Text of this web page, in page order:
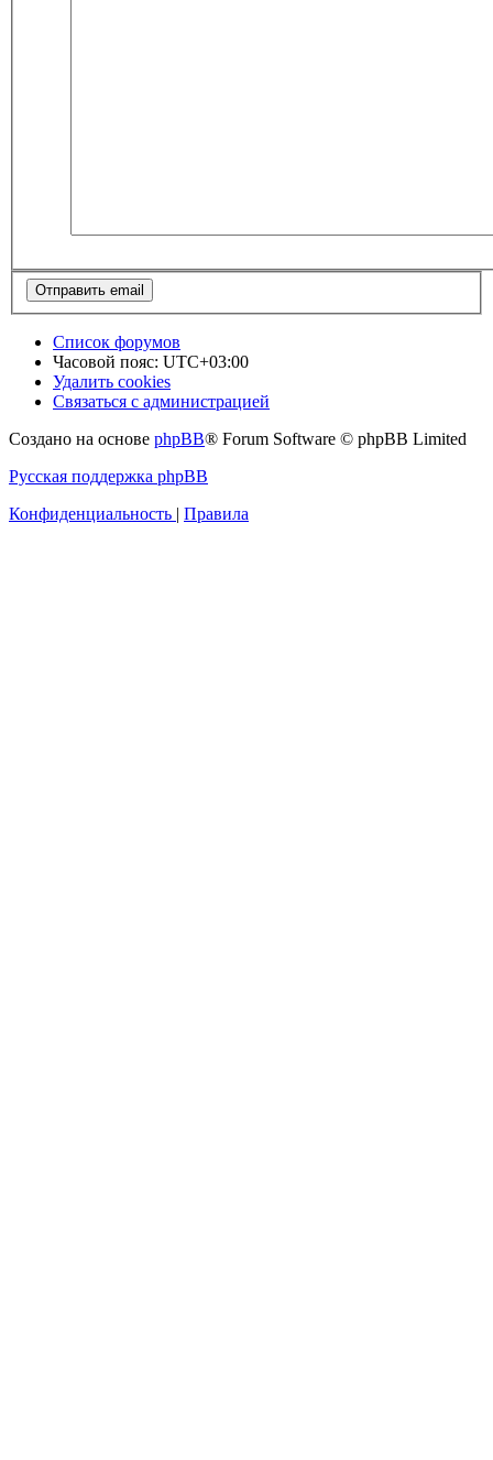
Список форумов
Часовой пояс: UTC+03:00
Удалить cookies
Связаться с администрацией
Создано на основе phpBB® Forum Software © phpBB Limited
Русская поддержка phpBB
Конфиденциальность
Правила